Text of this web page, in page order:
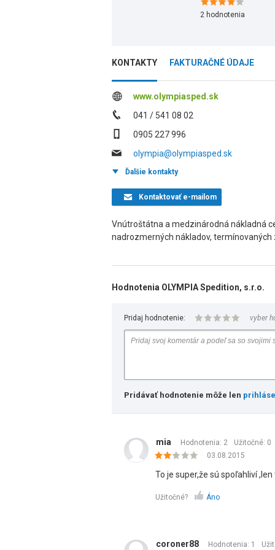
2hodnotenia
KONTAKTY FAKTURAČNÉ ÚDAJE
www.olympiasped.sk
041 / 541 08 02
0905 227 996
olympia@olympiasped.sk
Ďalšie kontakty
Kontaktovaťe-mailom
Vnútroštátna a medzinárodná nákladná
nadrozmerných nákladov, termínovaných
Hodnotenia OLYMPIA Spedition, s.r.o.
Pridaj hodnotenie: vyber
Pridávať hodnotenie môže len
mia Hodnotenia: 2 Užitočné: 0
03.08.2015
To je super,že sú spoľahliví
Užitočné? Áno
coroner88 Hodnotenia: 1